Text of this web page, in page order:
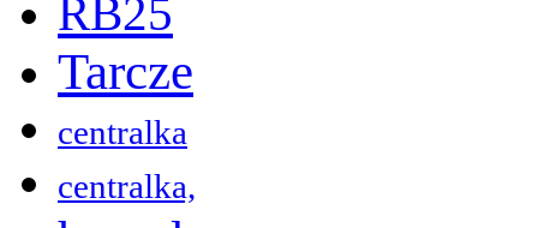
RB25
Tarcze
centralka
centralka,